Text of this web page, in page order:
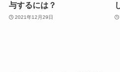
与するには？
2021年12月29日